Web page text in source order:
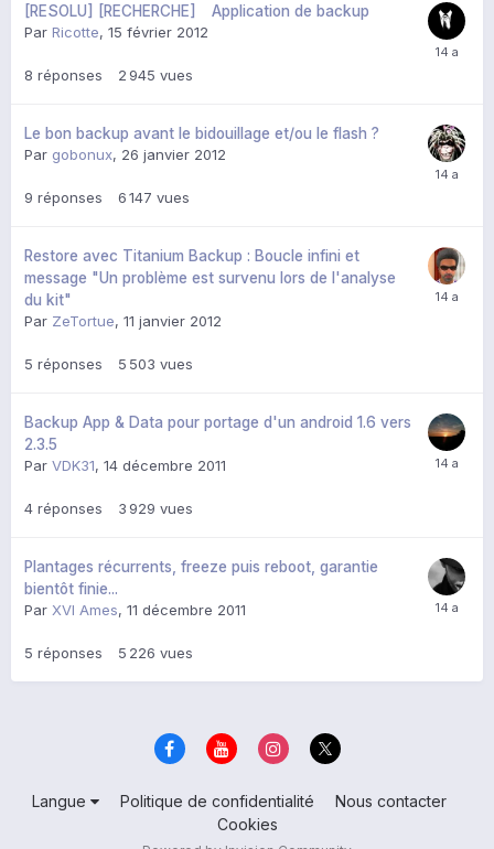
[RESOLU] [RECHERCHE] Application de backup
Par Ricotte, 15 février 2012
8 réponses 2 945 vues
Le bon backup avant le bidouillage et/ou le flash ?
Par gobonux, 26 janvier 2012
9 réponses 6 147 vues
Restore avec Titanium Backup : Boucle infini et
message "Un problème est survenu lors de l'analyse
du kit"
Par ZeTortue, 11 janvier 2012
5 réponses 5 503 vues
Backup App & Data pour portage d'un android 1.6 vers
2.3.5
Par VDK31, 14 décembre 2011
4 réponses 3 929 vues
Plantages récurrents, freeze puis reboot, garantie
bientôt finie...
Par XVI Ames, 11 décembre 2011
5 réponses 5 226 vues
Langue Politique de confidentialité
Nous contacter
Cookies